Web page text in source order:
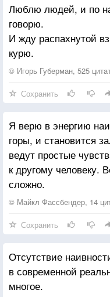
Люблю людей, и по
говорю.
И жду распахнутой
курю.
© Игорь Губерман, 525
Сохранить
Я верю в энергию
горы, и становится
ведут простые
к другому человеку.
сложно.
© Майкл Фассбендер, 14
Сохранить
Отсутствие
в современной
многое.